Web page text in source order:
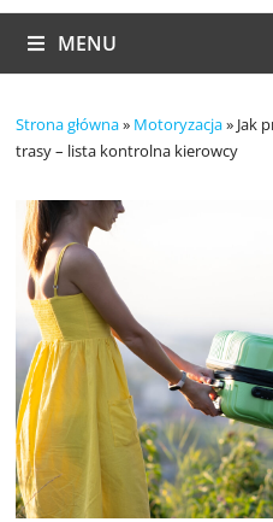
MENU
Strona główna» Motoryzacja» Jak
trasy – lista kontrolna kierowcy